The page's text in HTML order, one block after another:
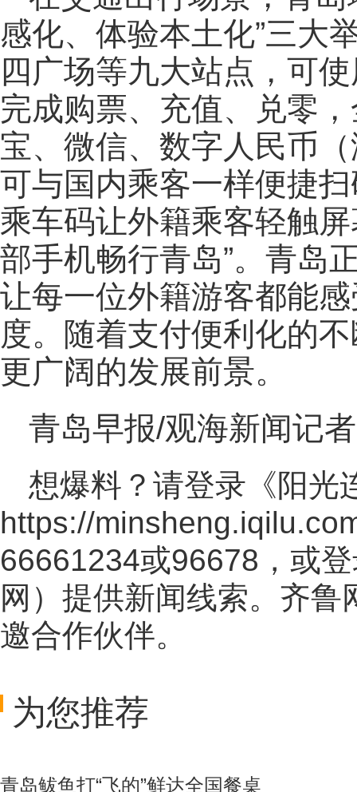
感化、体验本土化”三大
四广场等九大站点，可
完成购票、充值、兑零
宝、微信、数字人民币
可与国内乘客一样便捷
乘车码让外籍乘客轻触
部手机畅行青岛”。青岛
让每一位外籍游客都能
度。随着支付便利化的
更广阔的发展前景。
青岛早报/观海新闻记
想爆料？请登录《阳光
https://
66661234或96678，或
网 ）提供新闻线索。齐鲁
邀合作伙伴。
为您推荐
青岛鲅鱼打“飞的”鲜达全国餐桌